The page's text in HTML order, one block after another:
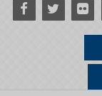
Facebook
Twitter Flickr